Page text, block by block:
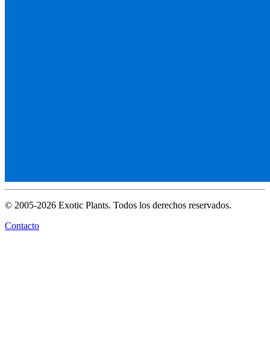
© 2005-2026 Exotic Plants. Todos los derechos reservados.
Contacto